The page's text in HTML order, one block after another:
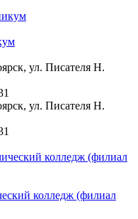
ул. Писателя Н.
ул. Писателя Н.
колледж (филиал